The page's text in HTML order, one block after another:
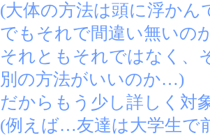
(大体の方法は頭に浮かん
でもそれで間違い無いの
それともそれではなく、
別の方法がいいのか…)
だからもう少し詳しく対
(例えば…友達は大学生で